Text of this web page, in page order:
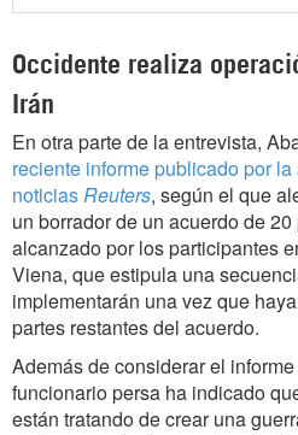
Occidente realiza
Irán
En otra parte de la entrevista,
reciente informe publicado por
noticiasReuters, según el que
un borrador de un acuerdo de
alcanzado por los participantes
Viena, que estipula una
implementarán una vez que
partes restantes del acuerdo.
Además de considerar el informe
funcionario persa ha indicado
están tratando de crear una